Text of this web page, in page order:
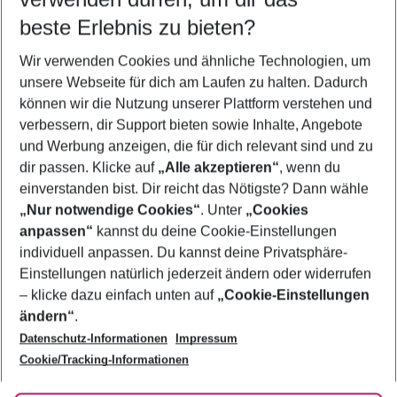
5-8 Nächte
2 Erwachsene Keine Kinder
Mehr Filter anzeigen
Footer
Footer navigation
Über uns
AGB
Bestpreisgarantie
Cookie-Einstellungen ändern
Cookie-Richtlinie
Agenturbetreuung
Barrierefreies Reisen
Folge uns
beste Erlebnis zu bieten?
Wir verwenden Cookies und ähnliche Technologien, um
unsere Webseite für dich am Laufen zu halten. Dadurch
können wir die Nutzung unserer Plattform verstehen und
verbessern, dir Support bieten sowie Inhalte, Angebote
und Werbung anzeigen, die für dich relevant sind und zu
dir passen. Klicke auf „Alle akzeptieren“, wenn du
einverstanden bist. Dir reicht das Nötigste? Dann wähle
„Nur notwendige Cookies“. Unter „Cookies
anpassen“ kannst du deine Cookie-Einstellungen
individuell anpassen. Du kannst deine Privatsphäre-
Einstellungen natürlich jederzeit ändern oder widerrufen
– klicke dazu einfach unten auf „Cookie-Einstellungen
ändern“.
Datenschutz-Informationen
Impressum
Cookie/Tracking-Informationen